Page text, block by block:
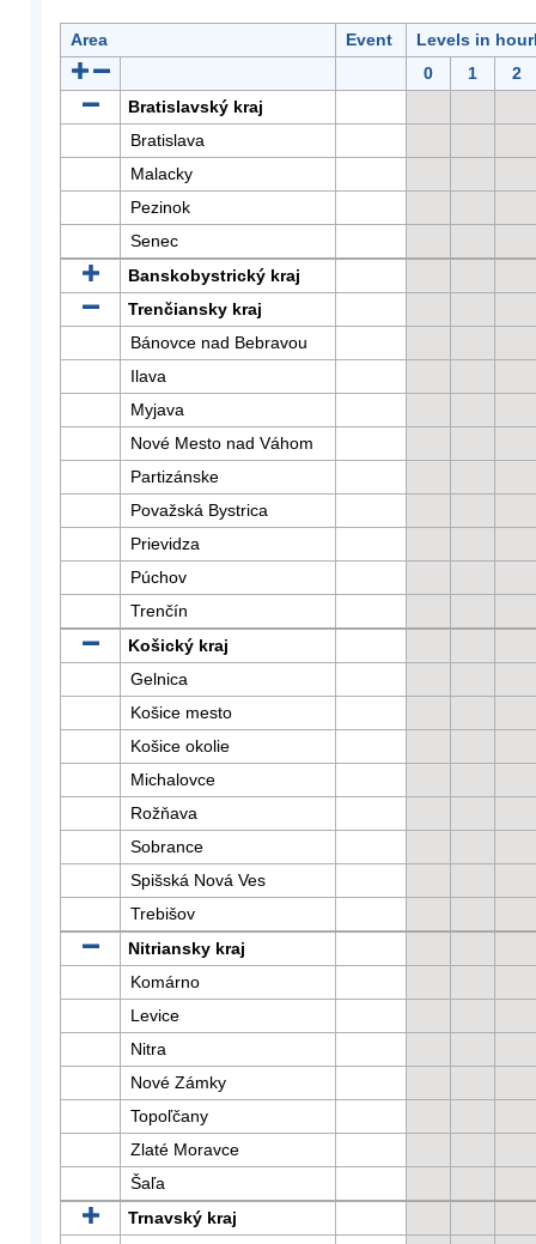
Area Event
Levels in
0
1
2
Bratislavský kraj
Bratislava
Malacky
Pezinok
Senec
Banskobystrický kraj
Trenčiansky kraj
Bánovce nad Bebravou
Ilava
Myjava
Nové Mesto nad Váhom
Partizánske
Považská Bystrica
Prievidza
Púchov
Trenčín
Košický kraj
Gelnica
Košice mesto
Košice okolie
Michalovce
Rožňava
Sobrance
Spišská Nová Ves
Trebišov
Nitriansky kraj
Komárno
Levice
Nitra
Nové Zámky
Topoľčany
Zlaté Moravce
Šaľa
Trnavský kraj